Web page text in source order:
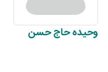
وحیدهحاج حسن